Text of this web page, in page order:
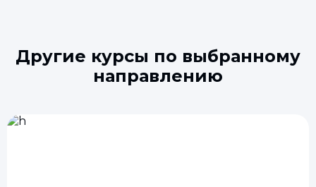
Другие курсы по выбранному
направлению